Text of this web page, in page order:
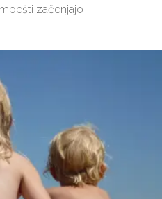
začenjajo